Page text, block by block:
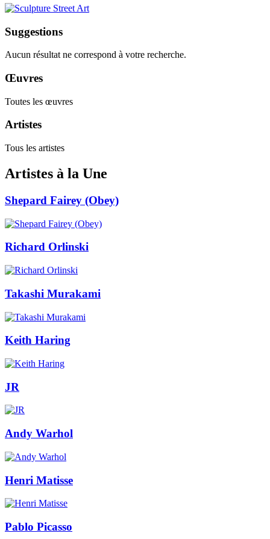
Suggestions
Aucun résultat ne correspond à votre recherche.
Œuvres
Toutes les œuvres
Artistes
Tous les artistes
Artistes à la Une
Shepard Fairey (Obey)
Richard Orlinski
Takashi Murakami
Keith Haring
JR
Andy Warhol
Henri Matisse
Pablo Picasso